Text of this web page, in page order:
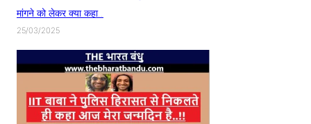
मांगने को लेकर क्या कहा..
25/03/2025